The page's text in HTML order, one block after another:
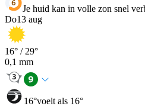
Je huid kan in volle zon snel
Do13 aug
16° / 29°
0,1 mm
16°voelt als 16°